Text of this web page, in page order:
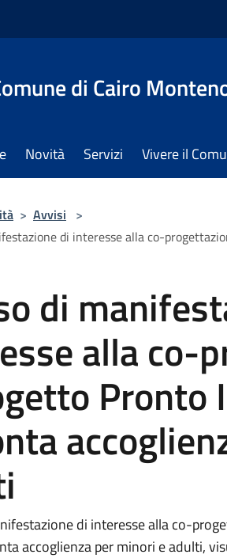
di Cairo
Novità Servizi Vivere il
> Avvisi >
di interesse alla co-
di
alla co-
Pronto
di interesse alla co-
accoglienza per minori e adulti,